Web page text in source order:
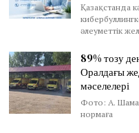
Қазақстанда
әлеуметтік
89% тозу
Оралдағы
мәселелері
Фото: А.
нормаға